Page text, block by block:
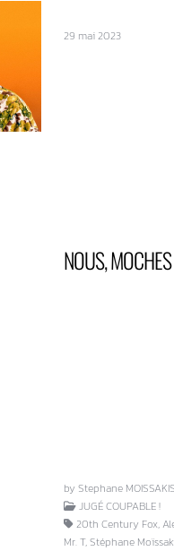
29 mai 2023
NOUS,
by Stephane MOISSAKIS
JUGÉ COUPABLE !
20th Century Fox,
Mr. T, Stéphane